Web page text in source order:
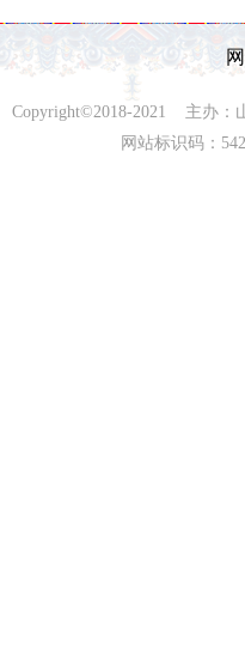
Copyright©2018-2021 主办：
网站标识码：